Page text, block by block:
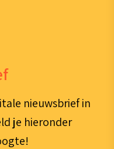
nieuwsbrief in
je hieronder